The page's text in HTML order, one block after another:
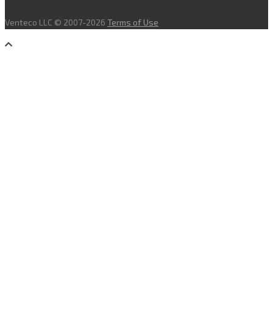
Venteco LLC © 2007-2026 Terms of Use